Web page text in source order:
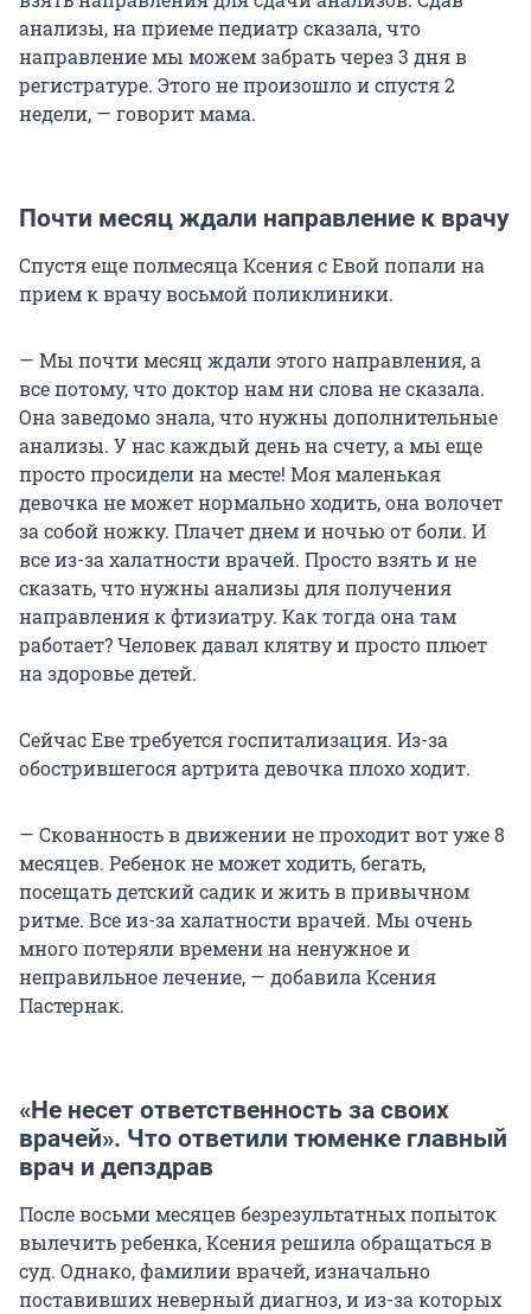
анализы, на приеме педиатр сказала, что
направление мы можем забрать через 3 дня в
регистратуре. Этого не произошло и спустя 2
недели, — говорит мама.
Почти месяц ждали направление к врачу
Спустя еще полмесяца Ксения с Евой попали на
прием к врачу восьмой поликлиники.
— Мы почти месяц ждали этого направления, а
все потому, что доктор нам ни слова не сказала.
Она заведомо знала, что нужны дополнительные
анализы. У нас каждый день на счету, а мы еще
просто просидели на месте! Моя маленькая
девочка не может нормально ходить, она волочет
за собой ножку. Плачет днем и ночью от боли. И
все из-за халатности врачей. Просто взять и не
сказать, что нужны анализы для получения
направления к фтизиатру. Как тогда она там
работает? Человек давал клятву и просто плюет
на здоровье детей.
Сейчас Еве требуется госпитализация. Из-за
обострившегося артрита девочка плохо ходит.
— Скованность в движении не проходит вот уже 8
месяцев. Ребенок не может ходить, бегать,
посещать детский садик и жить в привычном
ритме. Все из-за халатности врачей. Мы очень
много потеряли времени на ненужное и
неправильное лечение, — добавила Ксения
Пастернак.
«Не несет ответственность за своих
врачей». Что ответили тюменке главный
врач и депздрав
После восьми месяцев безрезультатных попыток
вылечить ребенка, Ксения решила обращаться в
суд. Однако, фамилии врачей, изначально
поставивших неверный диагноз, и из-за которых